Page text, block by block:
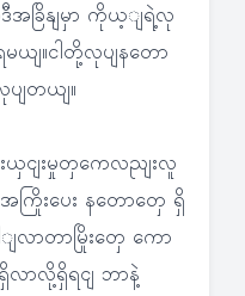
အခြိနျမှာ ကိုယ့ျရဲ့လု
ယျ။ငါတို့လုပျနတော
ျတယျ။
ငျးမှုတှကေလညျးလူ
ကြိုးပေး နတောတှေ ရှိ
လာတာမြိုးတှေ ကော
လာလို့ရှိရငျ ဘာနဲ့